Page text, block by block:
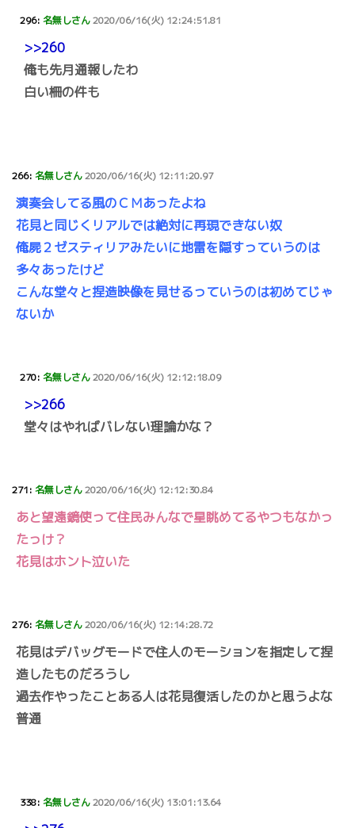
296: 名無しさん2020/06/16(火) 12:24:51.81
>>260
俺も先月通報したわ
白い柵の件も
266: 名無しさん2020/06/16(火) 12:11:20.97
演奏会してる風のＣＭあったよね
花見と同じくリアルでは絶対に再現できない奴
俺屍２ゼスティリアみたいに地雷を隠すっていうのは
多々あったけど
こんな堂々と捏造映像を見せるっていうのは初めてじゃ
ないか
270: 名無しさん2020/06/16(火) 12:12:18.09
>>266
堂々はやればバレない理論かな？
271: 名無しさん2020/06/16(火) 12:12:30.84
あと望遠鏡使って住民みんなで星眺めてるやつもなかっ
たっけ？
花見はホント泣いた
276: 名無しさん2020/06/16(火) 12:14:28.72
花見はデバッグモードで住人のモーションを指定して捏
造したものだろうし
過去作やったことある人は花見復活したのかと思うよな
普通
338: 名無しさん2020/06/16(火) 13:01:13.64